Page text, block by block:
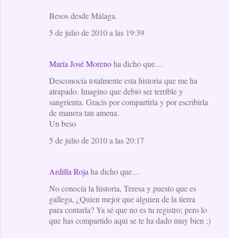
Besos desde Málaga.
5 de julio de 2010 a las 19:39
María José Morenoha dicho que…
Desconocía totalmente esta historia que me ha
atrapado. Imagino que debió ser terrible y
sangrienta. Gracis por compartirla y por escribirla
de manera tan amena.
Un beso
5 de julio de 2010 a las 20:17
Ardilla Roja ha dicho que…
No conocía la historia, Teresa y puesto que es
gallega, ¿Quien mejor que alguien de la tierra
para contarla? Ya sé que no es tu registro; pero lo
que has compartido aquí se te ha dado muy bien ;)